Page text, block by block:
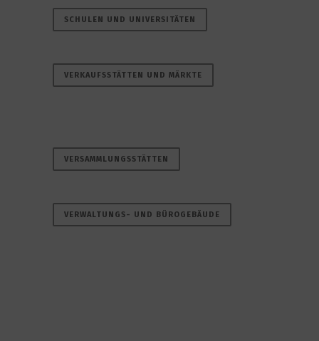
SCHULEN UND UNIVERSITÄTEN
VERKAUFSSTÄTTEN UND MÄRKTE
VERSAMMLUNGSSTÄTTEN
VERWALTUNGS- UND BÜROGEBÄUDE